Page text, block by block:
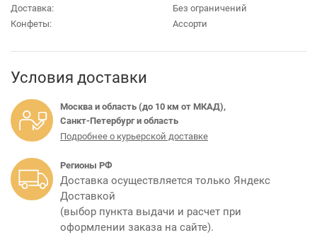
Доставка:
Без ограничений
Конфеты:
Ассорти
Условия доставки
Москва и область (до 10 км от МКАД),
Санкт-Петербург и область
Подробнее о курьерской доставке
Регионы РФ
Доставка осуществляется только Яндекс
Доставкой
(выбор пункта выдачи и расчет при
оформлении заказа на сайте).